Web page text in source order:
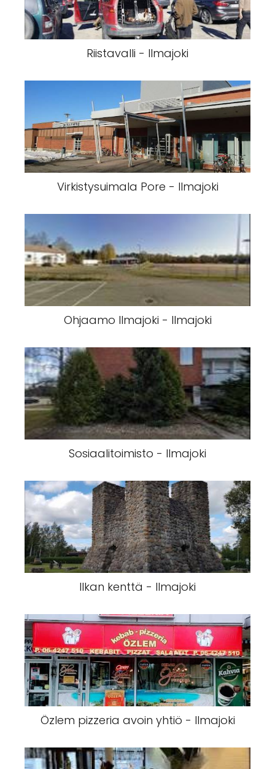
Riistavalli - Ilmajoki
Virkistysuimala Pore - Ilmajoki
Ohjaamo Ilmajoki - Ilmajoki
Sosiaalitoimisto - Ilmajoki
Ilkan kenttä - Ilmajoki
Özlem pizzeria avoin yhtiö - Ilmajoki